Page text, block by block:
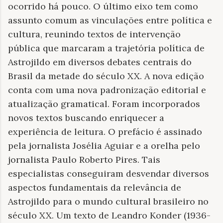
ocorrido há pouco. O último eixo tem como
assunto comum as vinculações entre política e
cultura, reunindo textos de intervenção
pública que marcaram a trajetória política de
Astrojildo em diversos debates centrais do
Brasil da metade do século XX. A nova edição
conta com uma nova padronização editorial e
atualização gramatical. Foram incorporados
novos textos buscando enriquecer a
experiência de leitura. O prefácio é assinado
pela jornalista Josélia Aguiar e a orelha pelo
jornalista Paulo Roberto Pires. Tais
especialistas conseguiram desvendar diversos
aspectos fundamentais da relevância de
Astrojildo para o mundo cultural brasileiro no
século XX. Um texto de Leandro Konder (1936-